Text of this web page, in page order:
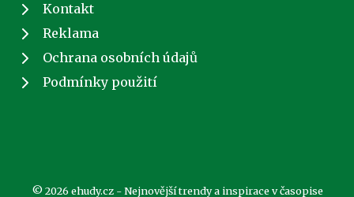
Kontakt
Reklama
Ochrana osobních údajů
Podmínky použití
© 2026 ehudy.cz - Nejnovější trendy a inspirace v časopise